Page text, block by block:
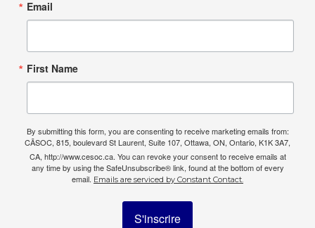
Email
First Name
By submitting this form, you are consenting to receive marketing emails from:
CÃSOC, 815, boulevard St Laurent, Suite 107, Ottawa, ON, Ontario, K1K 3A7,
CA, http://www.cesoc.ca. You can revoke your consent to receive emails at
any time by using the SafeUnsubscribe® link, found at the bottom of every
email. Emails are serviced by Constant Contact.
S'inscrire